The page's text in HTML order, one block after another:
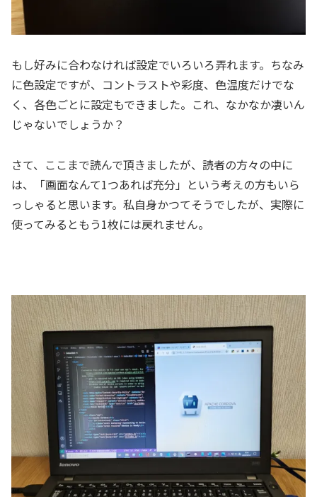
もし好みに合わなければ設定でいろいろ弄れます。ちなみ
に色設定ですが、コントラストや彩度、色温度だけでな
く、各色ごとに設定もできました。これ、なかなか凄いん
じゃないでしょうか？
さて、ここまで読んで頂きましたが、読者の方々の中に
は、「画面なんて1つあれば充分」という考えの方もいら
っしゃると思います。私自身かつてそうでしたが、実際に
使ってみるともう1枚には戻れません。